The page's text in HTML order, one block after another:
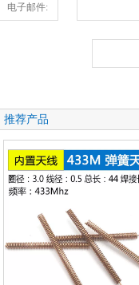
电子邮件:
推荐产品